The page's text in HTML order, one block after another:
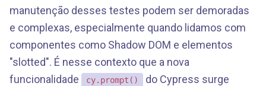
manutenção desses testes podem ser demoradas
e complexas, especialmente quando lidamos com
componentes como Shadow DOM e elementos
"slotted". É nesse contexto que a nova
funcionalidade
cy.prompt()
do Cypress surge